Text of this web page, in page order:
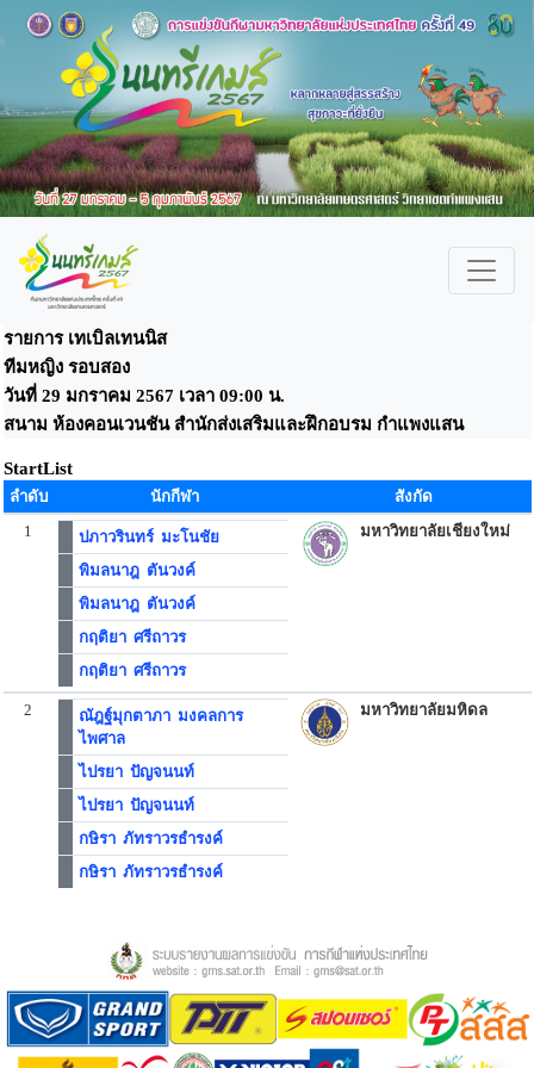
รายการ เทเบิลเทนนิส
ทีมหญิง รอบสอง
วันที่ 29 มกราคม 2567 เวลา 09:00 น.
สนาม ห้องคอนเวนชัน สำนักส่งเสริมและฝึกอบรม กำแพงแสน
StartList
ลำดับ นักกีฬา
สังกัด
1
ปภาวรินทร์ มะโนชัย
พิมลนาฎ ตันวงค์
พิมลนาฎ ตันวงค์
กฤติยา ศรีถาวร
กฤติยา ศรีถาวร
มหาวิทยาลัยเชียงใหม่
2
ณัฎฐ์มุกตาภา มงคลการ
ไพศาล
ไปรยา ปัญจนนท์
ไปรยา ปัญจนนท์
กษิรา ภัทราวรธำรงค์
กษิรา ภัทราวรธำรงค์
มหาวิทยาลัยมหิดล